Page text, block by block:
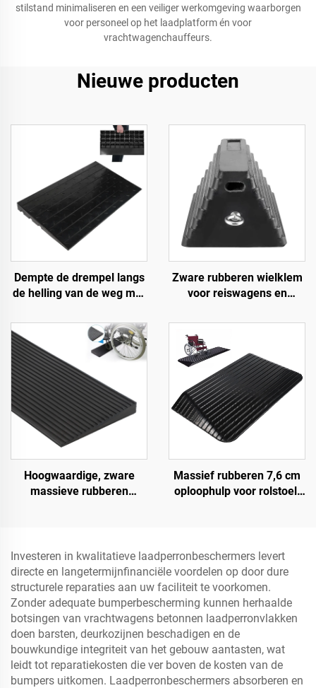
stilstand minimaliseren en een veiliger werkomgeving waarborgen
voor personeel op het laadplatform én voor
vrachtwagenchauffeurs.
Nieuwe producten
Dempte de drempel langs
de helling van de weg met
snelheidsbumps van
rubberen basismateriaal
trapmatten
Zware rubberen wielklem
voor reiswagens en
ogenbouten en uitgehold
onderste deel Roadway
Product
Hoogwaardige, zware
massieve rubberen
Massief rubberen 7,6 cm
oploophulp voor rolstoel,
Productcategorie
Investeren in kwalitatieve laadperronbeschermers levert
directe en langetermijnfinanciële voordelen op door dure
structurele reparaties aan uw faciliteit te voorkomen.
Zonder adequate bumperbescherming kunnen herhaalde
botsingen van vrachtwagens betonnen laadperronvlakken
doen barsten, deurkozijnen beschadigen en de
bouwkundige integriteit van het gebouw aantasten, wat
leidt tot reparatiekosten die ver boven de kosten van de
bumpers uitkomen. Laadperronbeschermers absorberen en